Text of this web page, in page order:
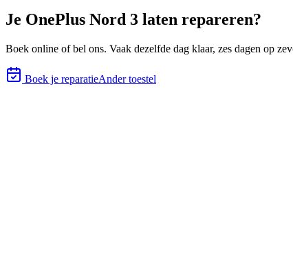
Je OnePlus Nord 3 laten repareren?
Boek online of bel ons. Vaak dezelfde dag klaar, zes dagen op
Boek je reparatieAnder toestel